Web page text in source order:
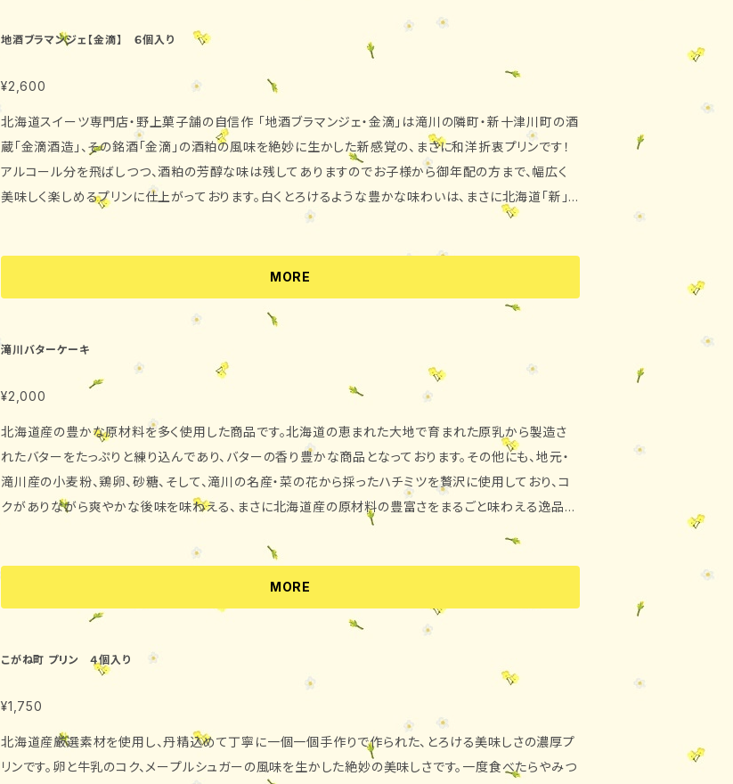
地酒ブラマンジェ【金滴】 ６個入り
¥2,600
北海道スイーツ専門店・野上菓子舗の自信作 「地酒ブラマンジェ・金滴」は滝川の隣町・新十津川町の酒
蔵「金滴酒造」、その銘酒「金滴」の酒粕の風味を絶妙に生かした新感覚の、まさに和洋折衷プリンです！
アルコール分を飛ばしつつ、酒粕の芳醇な味は残してありますのでお子様から御年配の方まで、幅広く
美味しく楽しめるプリンに仕上がっております。白くとろけるような豊かな味わいは、まさに北海道「新」
滝川銘菓！野上菓子舗が自信を持って、全国の皆様へお届け致します！ ・内容量 100cc×6本 ・
・原材料 牛乳、生クリーム、酒粕（金滴）、砂糖、食塩 ・保存方法 要冷蔵（10℃以下） ・発送
クール便にてお届け致します。
MORE
滝川バターケーキ
¥2,000
北海道産の豊かな原材料を多く使用した商品です。北海道の恵まれた大地で育まれた原乳から製造さ
れたバターをたっぷりと練り込んであり、バターの香り豊かな商品となっております。その他にも、地元・
滝川産の小麦粉、鶏卵、砂糖、そして、滝川の名産・菜の花から採ったハチミツを贅沢に使用しており、コ
クがありながら爽やかな後味を味わえる、まさに北海道産の原材料の豊富さをまるごと味わえる逸品と
週間程度 ・原材料 鶏卵、バター、砂糖、小麦粉、 ハチミツ（滝川産菜の
花）、加糖練乳、脱脂粉乳 洋酒、植物油脂、ソルビット、乳化剤
膨張剤、香料、着色料（カロチン） ・保存方法 直射日光、高温多湿はお避け下さい。 ・発送
MORE
こがね町 プリン ４個入り
¥1,750
北海道産厳選素材を使用し、丹精込めて丁寧に一個一個手作りで作られた、とろける美味しさの濃厚プ
リンです。卵と牛乳のコク、メープルシュガーの風味を生かした絶妙の美味しさです。一度食べたらやみつ